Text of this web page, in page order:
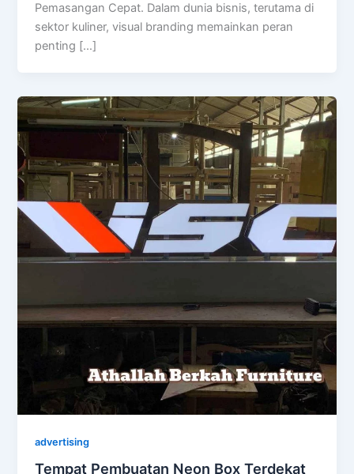
Pemasangan Cepat. Dalam dunia bisnis, terutama di
sektor kuliner, visual branding memainkan peran
penting […]
advertising
Tempat Pembuatan Neon Box Terdekat